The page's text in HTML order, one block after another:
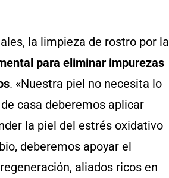
la limpieza de rostro por la
para eliminar impurezas
. «Nuestra piel no necesita lo
casa deberemos aplicar
la piel del estrés oxidativo
deberemos apoyar el
aliados ricos en